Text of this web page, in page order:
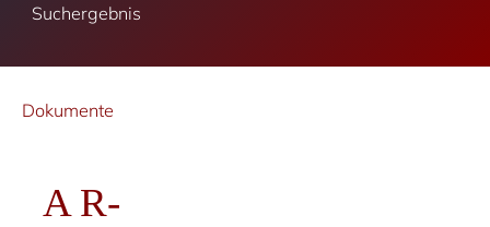
Suchergebnis
Dokumente
A R-